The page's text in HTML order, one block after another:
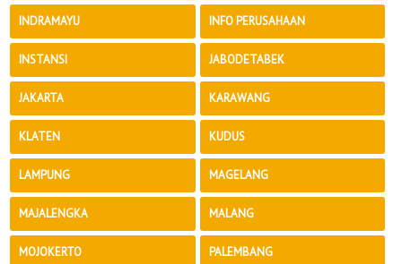
INDRAMAYU INFO PERUSAHAAN
INSTANSI JABODETABEK
JAKARTA KARAWANG
KLATEN KUDUS
LAMPUNG MAGELANG
MAJALENGKA MALANG
MOJOKERTO PALEMBANG